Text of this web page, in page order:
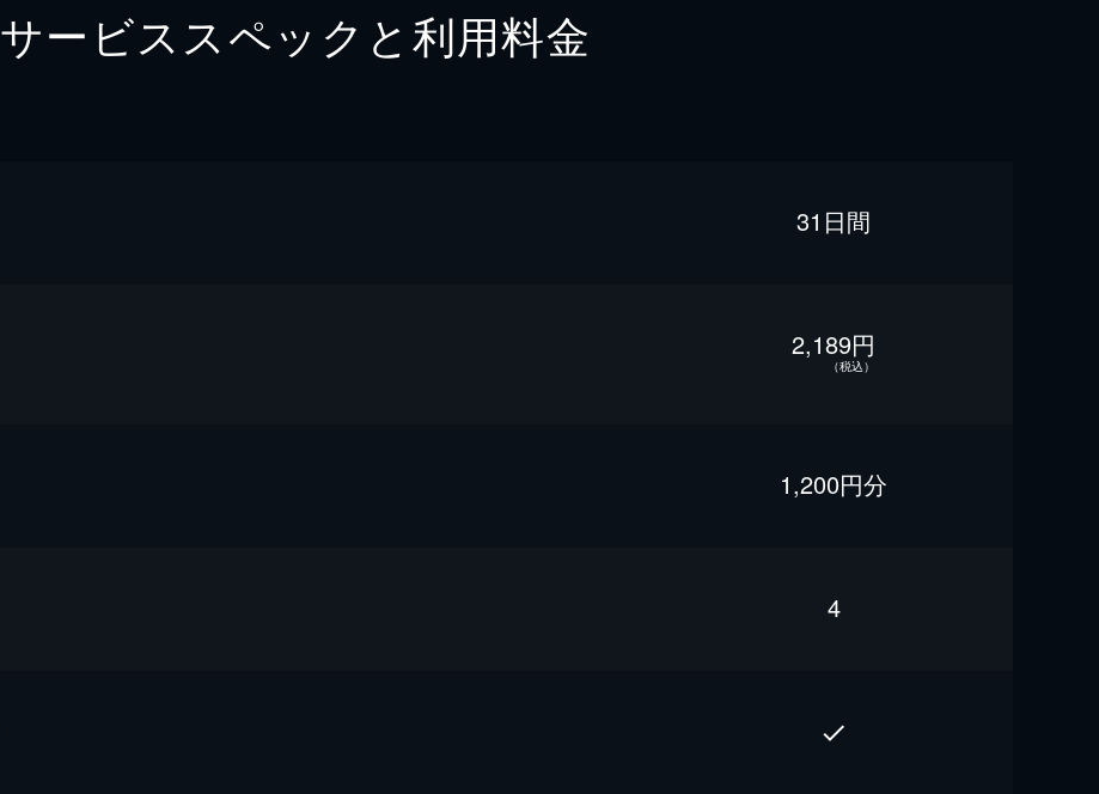
サービススペックと利用料金
31日間
2,189円
（税込）
1,200円分
4